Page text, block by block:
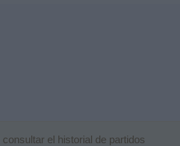
el historial de partidos